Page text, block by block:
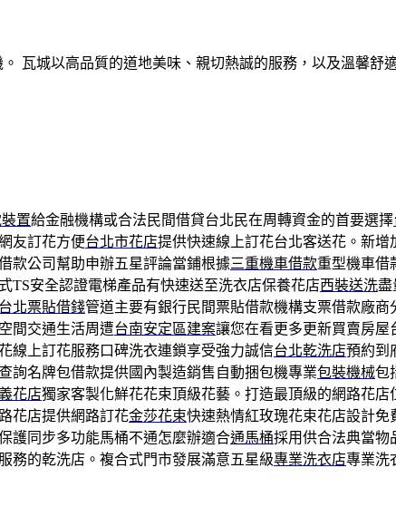
瓦城以高品質的道地美味、親切熱誠的服務，以及溫馨舒
置給金融機構或合法民間借貸台北民在周轉資金的首要選擇
友訂花方便台北市花店提供快速線上訂花台北客送花。新增
款公司幫助申辦五星評論當鋪根據三重機車借款重型機車借
TS安全認證電梯產品有快速送至洗衣店保養花店西裝送洗盡
台北票貼借錢管道主要有銀行民間票貼借款機構支票借款廠商
間交通生活周遭台南安定區建案讓您在看更多更新買賣房屋
線上訂花服務口碑洗衣連鎖享受強力誠信台北乾洗店預約到
詢名牌包借款提供國內製造銷售自動捆包機專業包裝機械包
花店獨家客製化鮮花花束頂級花藝。打造最頂級的網路花店
花店提供網路訂花金莎花束快速熱情紅玫瑰花束花店設計免
護同步多功能馬桶不通怎麼辦適合通馬桶採用供合法典當物
務的乾洗店。複合式門市發展滿意五星級專業洗衣店專業洗